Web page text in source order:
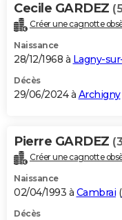
Cecile GARDEZ
Créer une cagnotte
Naissance
28/12/1968 à Lagny-
Décès
29/06/2024 à Archigny
Pierre GARDEZ
Créer une cagnotte
Naissance
02/04/1993 à Cambrai (
Décès